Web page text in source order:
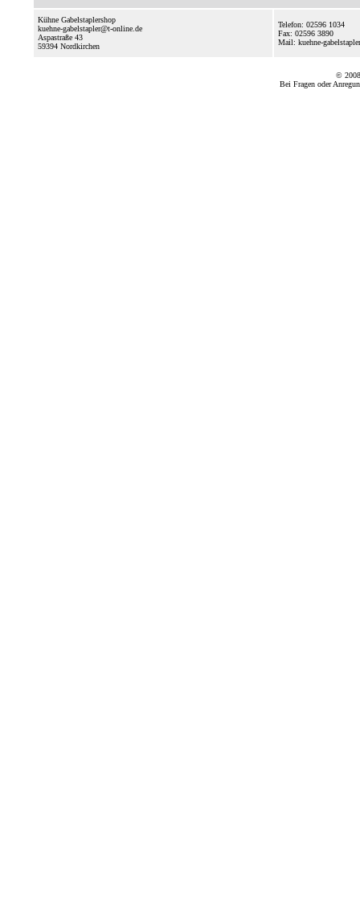
Kühne Gabelstaplershop
kuehne-gabelstapler@t-online.de
Aspastraße 43
59394 Nordkirchen
Telefon: 02596 1034
Fax: 02596 3890
Mail: kuehne-
© 2008
Bei Fragen oder